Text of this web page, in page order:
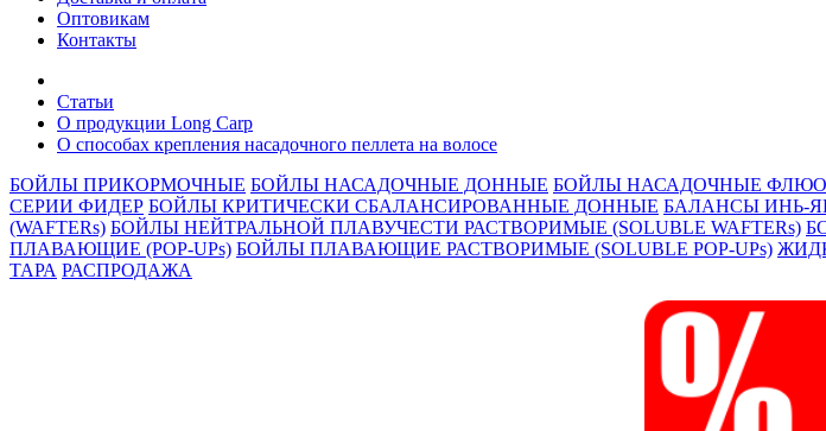
Оптовикам
Контакты
Статьи
О продукции Long Carp
О способах крепления насадочного пеллета на волосе
БОЙЛЫ ПРИКОРМОЧНЫЕ БОЙЛЫ НАСАДОЧНЫЕ ДОННЫЕ БОЙЛЫ НАСАДОЧНЫЕ
СЕРИИ ФИДЕР БОЙЛЫ КРИТИЧЕСКИ СБАЛАНСИРОВАННЫЕ ДОННЫЕ БАЛАНСЫ ИНЬ-
(WAFTERs) БОЙЛЫ НЕЙТРАЛЬНОЙ ПЛАВУЧЕСТИ РАСТВОРИМЫЕ (SOLUBLE WAFTERs)
ПЛАВАЮЩИЕ (POP-UPs) БОЙЛЫ ПЛАВАЮЩИЕ РАСТВОРИМЫЕ (SOLUBLE POP-UPs)
ТАРА РАСПРОДАЖА